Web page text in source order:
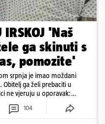
IRSKOJ 'Naš
ga skinuti s
pomozite'
srpnja je imao moždani
ga želi prebaciti u
ne vjeruju u oporavak:
104